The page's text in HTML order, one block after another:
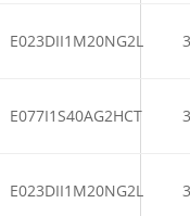
E023DII1M20NG2L
E077I1S40AG2HCT
E023DII1M20NG2L